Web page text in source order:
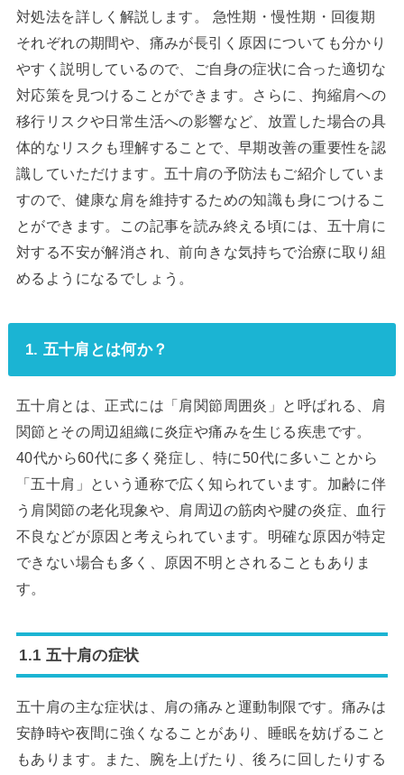
対処法を詳しく解説します。 急性期・慢性期・回復期
それぞれの期間や、痛みが長引く原因についても分かり
やすく説明しているので、ご自身の症状に合った適切な
対応策を見つけることができます。さらに、拘縮肩への
移行リスクや日常生活への影響など、放置した場合の具
体的なリスクも理解することで、早期改善の重要性を認
識していただけます。五十肩の予防法もご紹介していま
すので、健康な肩を維持するための知識も身につけるこ
とができます。この記事を読み終える頃には、五十肩に
対する不安が解消され、前向きな気持ちで治療に取り組
めるようになるでしょう。
1. 五十肩とは何か？
五十肩とは、正式には「肩関節周囲炎」と呼ばれる、肩
関節とその周辺組織に炎症や痛みを生じる疾患です。
40代から60代に多く発症し、特に50代に多いことから
「五十肩」という通称で広く知られています。加齢に伴
う肩関節の老化現象や、肩周辺の筋肉や腱の炎症、血行
不良などが原因と考えられています。明確な原因が特定
できない場合も多く、原因不明とされることもありま
す。
1.1 五十肩の症状
五十肩の主な症状は、肩の痛みと運動制限です。痛みは
安静時や夜間に強くなることがあり、睡眠を妨げること
もあります。また、腕を上げたり、後ろに回したりする